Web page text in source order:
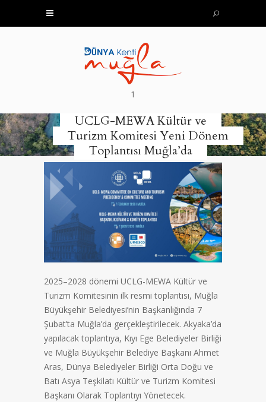
1
UCLG-MEWA Kültür ve
Turizm Komitesi Yeni Dönem
Toplantısı Muğla’da
2025–2028 dönemi UCLG-MEWA Kültür ve
Turizm Komitesinin ilk resmi toplantısı, Muğla
Büyükşehir Belediyesi’nin Başkanlığında 7
Şubat’ta Muğla’da gerçekleştirilecek. Akyaka’da
yapılacak toplantıya, Kıyı Ege Belediyeler Birliği
ve Muğla Büyükşehir Belediye Başkanı Ahmet
Aras, Dünya Belediyeler Birliği Orta Doğu ve
Batı Asya Teşkilatı Kültür ve Turizm Komitesi
Başkanı Olarak Toplantıyı Yönetecek.